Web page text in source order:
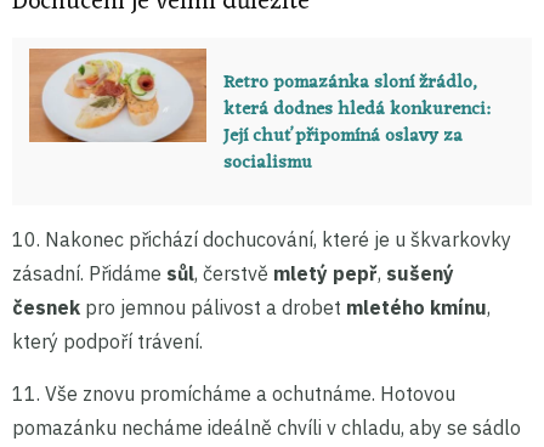
Retro pomazánka sloní žrádlo,
která dodnes hledá konkurenci:
Její chuť připomíná oslavy za
socialismu
10. Nakonec přichází dochucování, které je u škvarkovky
zásadní. Přidáme sůl, čerstvě mletý pepř, sušený
česnek pro jemnou pálivost a drobet mletého kmínu,
který podpoří trávení.
11. Vše znovu promícháme a ochutnáme. Hotovou
pomazánku necháme ideálně chvíli v chladu, aby se sádlo